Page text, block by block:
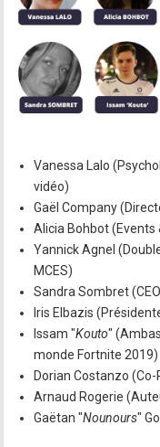
Vanessa Lalo
vidéo)
Gaël Company
Alicia Bohbot
Yannick Agnel
MCES)
Sandra Sombret
Iris Elbazis
Issam "Kouto"
monde Fortnite 2019)
Dorian Costanzo
Arnaud Rogerie
Gaëtan "Nounours"